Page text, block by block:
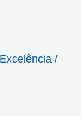
/